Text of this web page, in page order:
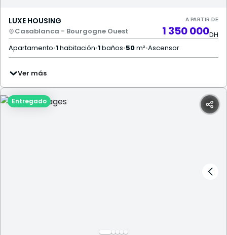
LUXE HOUSING
Casablanca - Bourgogne Ouest
A PARTIR DE
1 350 000DH
Apartamento•1habitación•1baños•50m²•Ascensor
Ver más
Entregado